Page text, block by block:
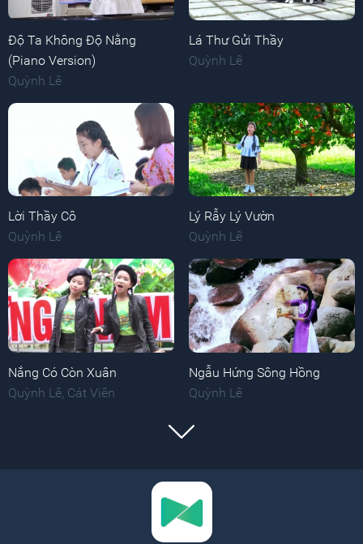
Độ Ta Không Độ Nằng
(Piano Version)
Quỳnh Lê
Lá Thư Gửi Thầy
Quỳnh Lê
Lời Thầy Cô
Quỳnh Lê
Lý Rẫy Lý Vườn
Quỳnh Lê
Nắng Có Còn Xuân
Quỳnh Lê Cát Viên
Ngẫu Hứng Sông Hồng
Quỳnh Lê